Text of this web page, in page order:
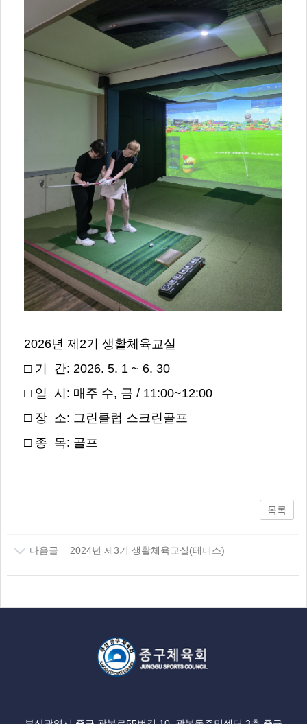
2026년 제2기 생활체육교실
□ 기 간: 2026. 5. 1 ~ 6. 30
□ 일 시: 매주 수, 금 / 11:00~12:00
□ 장 소: 그린클럽 스크린골프
□ 종 목: 골프
목록
다음글 2024년 제3기 생활체육교실(테니스)